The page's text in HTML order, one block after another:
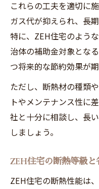
これらの工夫を適切に
ガス代が抑えられ、長
特に、ZEH住宅のよう
治体の補助金対象とな
つ将来的な節約効果が期
ただし、断熱材の種類
トやメンテナンス性に
社と十分に相談し、長
しましょう。
ZEH住宅の断熱等級
ZEH住宅の断熱性能は